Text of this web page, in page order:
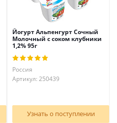
Йогурт Альпенгурт Сочный
Молочный с соком клубники
1,2% 95г
Россия
Артикул: 250439
Узнать о поступлении